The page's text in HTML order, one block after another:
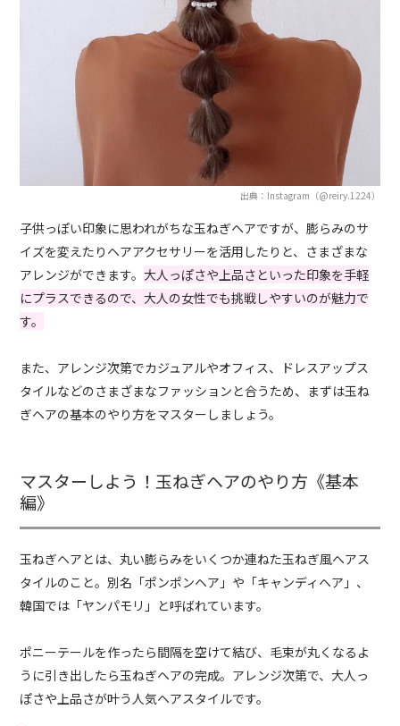
出典：Instagram（@reiry.1224）
子供っぽい印象に思われがちな玉ねぎヘアですが、膨らみのサ
イズを変えたりヘアアクセサリーを活用したりと、さまざまな
アレンジができます。大人っぽさや上品さといった印象を手軽
にプラスできるので、大人の女性でも挑戦しやすいのが魅力で
す。
また、アレンジ次第でカジュアルやオフィス、ドレスアップス
タイルなどのさまざまなファッションと合うため、まずは玉ね
ぎヘアの基本のやり方をマスターしましょう。
マスターしよう！玉ねぎヘアのやり方《基本
編》
玉ねぎヘアとは、丸い膨らみをいくつか連ねた玉ねぎ風ヘアス
タイルのこと。別名「ポンポンヘア」や「キャンディヘア」、
韓国では「ヤンパモリ」と呼ばれています。
ポニーテールを作ったら間隔を空けて結び、毛束が丸くなるよ
うに引き出したら玉ねぎヘアの完成。アレンジ次第で、大人っ
ぽさや上品さが叶う人気ヘアスタイルです。